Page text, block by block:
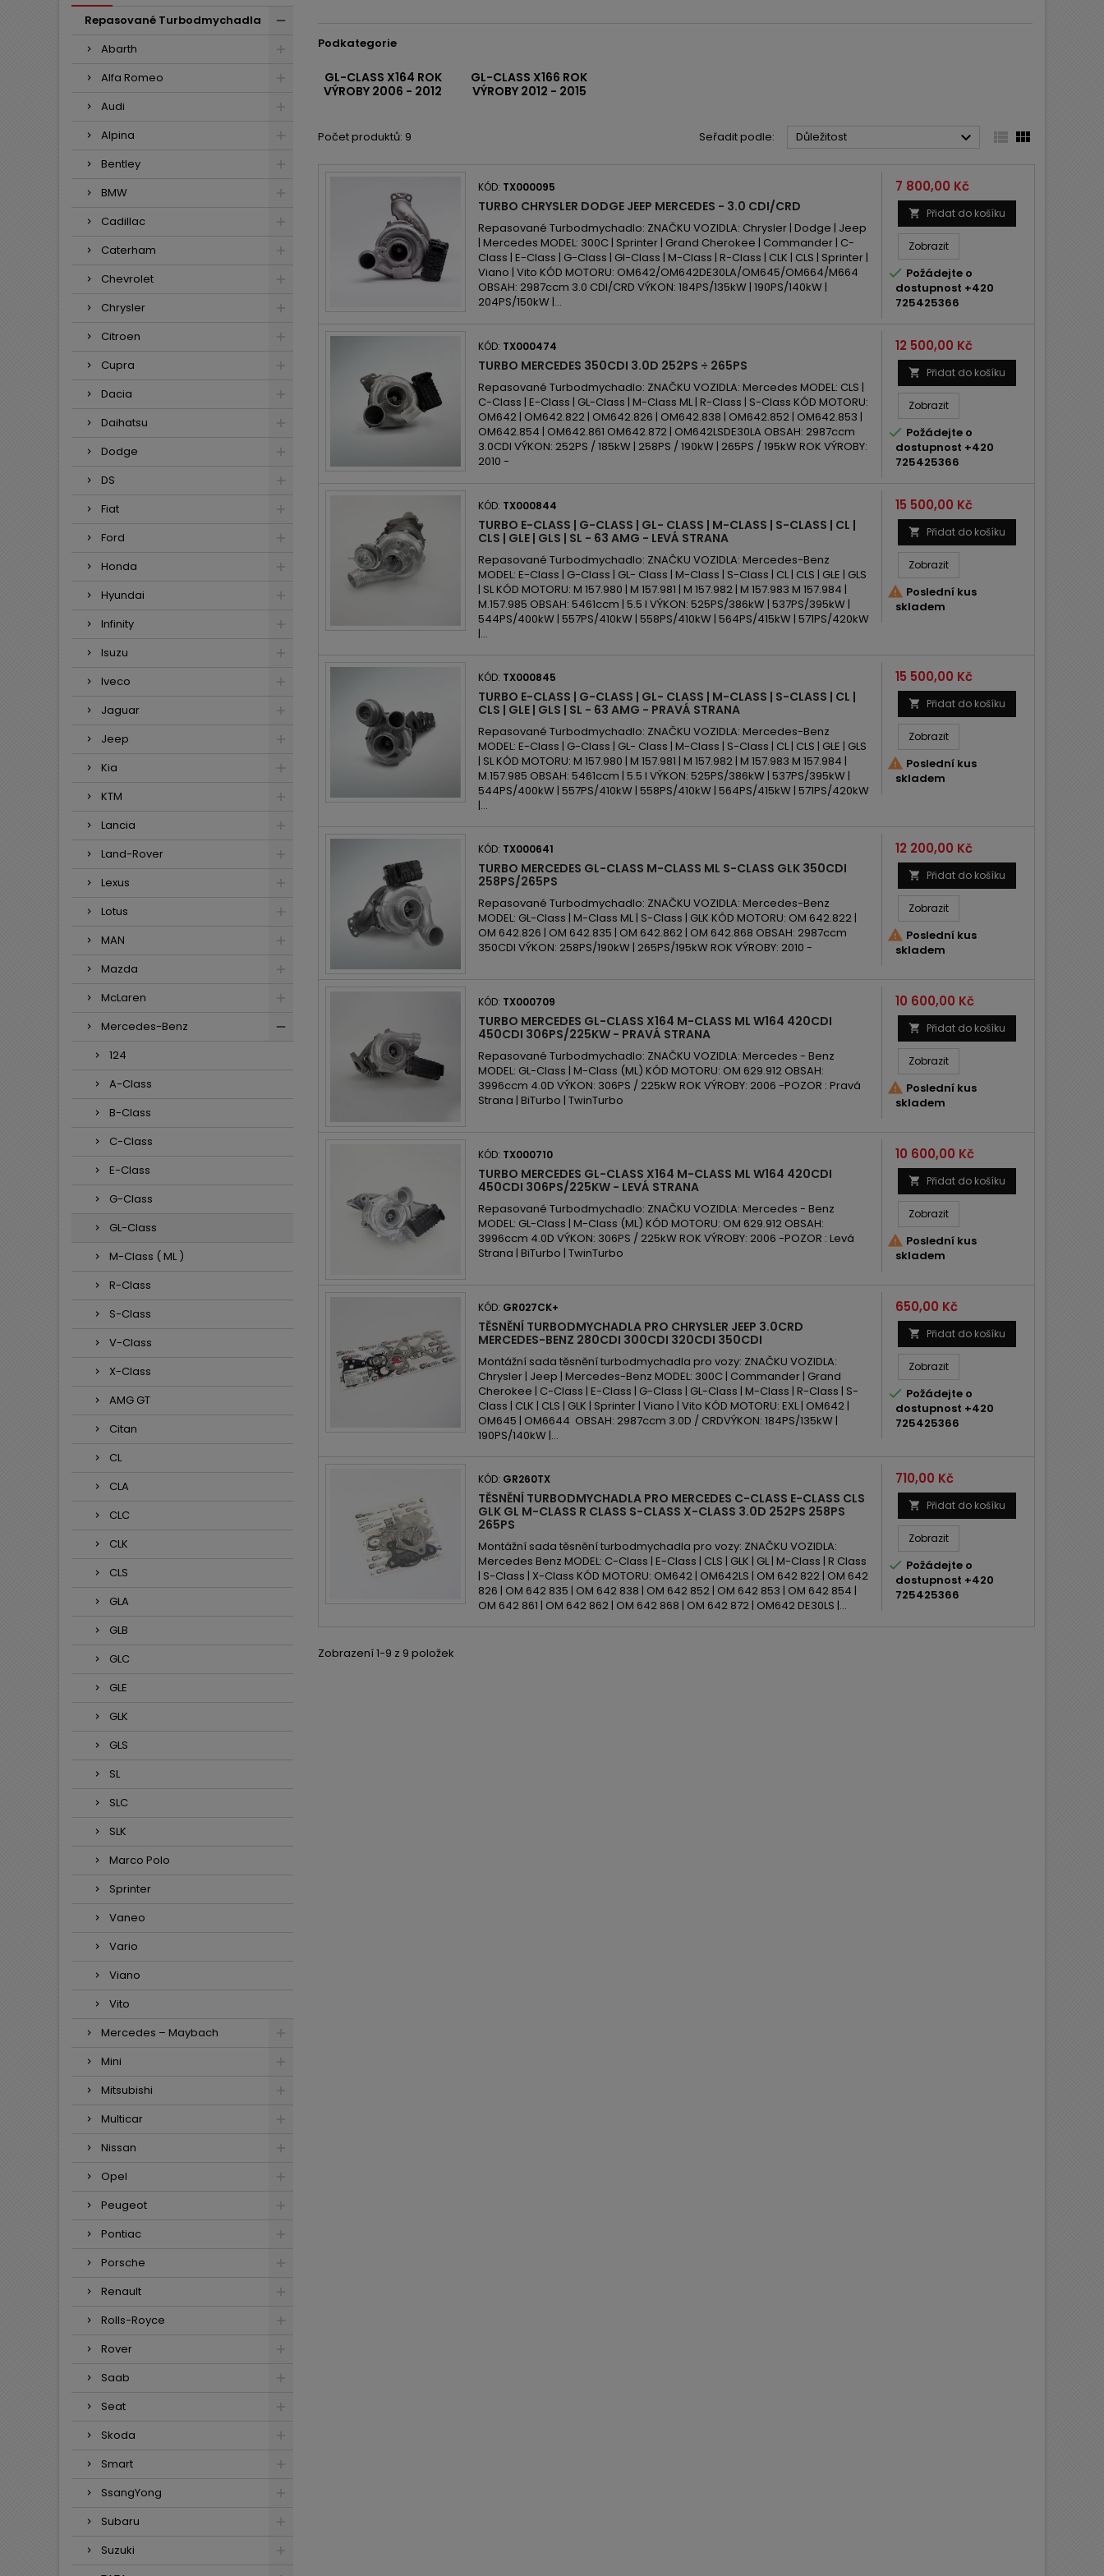
Repasované Turbodmychadla
Abarth
Alfa Romeo
Audi
Alpina
Bentley
BMW
Cadillac
Caterham
Chevrolet
Chrysler
Citroen
Cupra
Dacia
Daihatsu
Dodge
DS
Fiat
Ford
Honda
Hyundai
Infinity
Isuzu
Iveco
Jaguar
Jeep
Kia
KTM
Lancia
Land-Rover
Lexus
Lotus
MAN
Mazda
McLaren
Mercedes-Benz
124
A-Class
B-Class
C-Class
E-Class
G-Class
GL-Class
M-Class ( ML )
R-Class
S-Class
V-Class
X-Class
AMG GT
Citan
CL
CLA
CLC
CLK
CLS
GLA
GLB
GLC
GLE
GLK
GLS
SL
SLC
SLK
Marco Polo
Sprinter
Vaneo
Vario
Viano
Vito
Mercedes – Maybach
Mini
Mitsubishi
Multicar
Nissan
Opel
Peugeot
Pontiac
Porsche
Renault
Rolls-Royce
Rover
Saab
Seat
Skoda
Smart
SsangYong
Subaru
Suzuki
Podkategorie
GL-CLASS X164 ROK
VÝROBY 2006 - 2012
GL-CLASS X166 ROK
VÝROBY 2012 - 2015
Počet produktů: 9 Seřadit podle: Důležitost   
KÓD: TX000095
TURBO CHRYSLER DODGE JEEP MERCEDES - 3.0 CDI/CRD
Repasované Turbodmychadlo: ZNAČKU VOZIDLA: Chrysler | Dodge | Jeep
| Mercedes MODEL: 300C | Sprinter | Grand Cherokee | Commander | C-
Class | E-Class | G-Class | Gl-Class | M-Class | R-Class | CLK | CLS | Sprinter |
Viano | Vito KÓD MOTORU: OM642/OM642DE30LA/OM645/OM664/M664
OBSAH: 2987ccm 3.0 CDI/CRD VÝKON: 184PS/135kW | 190PS/140kW |
204PS/150kW |...
Cena
7 800,00 Kč
 Přidat do košíku
Zobrazit
 Požádejte o
dostupnost +420
725425366
KÓD: TX000474
TURBO MERCEDES 350CDI 3.0D 252PS ÷ 265PS
Repasované Turbodmychadlo: ZNAČKU VOZIDLA: Mercedes MODEL: CLS |
C-Class | E-Class | GL-Class | M-Class ML | R-Class | S-Class KÓD MOTORU:
OM642 | OM642.822 | OM642.826 | OM642.838 | OM642.852 | OM642.853 |
OM642.854 | OM642.861 OM642.872 | OM642LSDE30LA OBSAH: 2987ccm
3.0CDI VÝKON: 252PS / 185kW | 258PS / 190kW | 265PS / 195kW ROK VÝROBY:
2010 -
Cena
12 500,00 Kč
 Přidat do košíku
Zobrazit
 Požádejte o
dostupnost +420
725425366
KÓD: TX000844
TURBO E-CLASS | G-CLASS | GL- CLASS | M-CLASS | S-CLASS | CL |
CLS | GLE | GLS | SL - 63 AMG - LEVÁ STRANA
Repasované Turbodmychadlo: ZNAČKU VOZIDLA: Mercedes-Benz
MODEL: E-Class | G-Class | GL- Class | M-Class | S-Class | CL | CLS | GLE | GLS
| SL KÓD MOTORU: M 157.980 | M 157.981 | M 157.982 | M 157.983 M 157.984 |
M.157.985 OBSAH: 5461ccm | 5.5 l VÝKON: 525PS/386kW | 537PS/395kW |
544PS/400kW | 557PS/410kW | 558PS/410kW | 564PS/415kW | 571PS/420kW
|...
Cena
15 500,00 Kč
 Přidat do košíku
Zobrazit
 Poslední kus
skladem
KÓD: TX000845
TURBO E-CLASS | G-CLASS | GL- CLASS | M-CLASS | S-CLASS | CL |
CLS | GLE | GLS | SL - 63 AMG - PRAVÁ STRANA
Repasované Turbodmychadlo: ZNAČKU VOZIDLA: Mercedes-Benz
MODEL: E-Class | G-Class | GL- Class | M-Class | S-Class | CL | CLS | GLE | GLS
| SL KÓD MOTORU: M 157.980 | M 157.981 | M 157.982 | M 157.983 M 157.984 |
M.157.985 OBSAH: 5461ccm | 5.5 l VÝKON: 525PS/386kW | 537PS/395kW |
544PS/400kW | 557PS/410kW | 558PS/410kW | 564PS/415kW | 571PS/420kW
|...
Cena
15 500,00 Kč
 Přidat do košíku
Zobrazit
 Poslední kus
skladem
KÓD: TX000641
TURBO MERCEDES GL-CLASS M-CLASS ML S-CLASS GLK 350CDI
258PS/265PS
Repasované Turbodmychadlo: ZNAČKU VOZIDLA: Mercedes-Benz
MODEL: GL-Class | M-Class ML | S-Class | GLK KÓD MOTORU: OM 642.822 |
OM 642.826 | OM 642.835 | OM 642.862 | OM 642.868 OBSAH: 2987ccm
350CDI VÝKON: 258PS/190kW | 265PS/195kW ROK VÝROBY: 2010 -
Cena
12 200,00 Kč
 Přidat do košíku
Zobrazit
 Poslední kus
skladem
KÓD: TX000709
TURBO MERCEDES GL-CLASS X164 M-CLASS ML W164 420CDI
450CDI 306PS/225KW - PRAVÁ STRANA
Repasované Turbodmychadlo: ZNAČKU VOZIDLA: Mercedes - Benz
MODEL: GL-Class | M-Class (ML) KÓD MOTORU: OM 629.912 OBSAH:
3996ccm 4.0D VÝKON: 306PS / 225kW ROK VÝROBY: 2006 -POZOR : Pravá
Strana | BiTurbo | TwinTurbo
Cena
10 600,00 Kč
 Přidat do košíku
Zobrazit
 Poslední kus
skladem
KÓD: TX000710
TURBO MERCEDES GL-CLASS X164 M-CLASS ML W164 420CDI
450CDI 306PS/225KW - LEVÁ STRANA
Repasované Turbodmychadlo: ZNAČKU VOZIDLA: Mercedes - Benz
MODEL: GL-Class | M-Class (ML) KÓD MOTORU: OM 629.912 OBSAH:
3996ccm 4.0D VÝKON: 306PS / 225kW ROK VÝROBY: 2006 -POZOR : Levá
Strana | BiTurbo | TwinTurbo
Cena
10 600,00 Kč
 Přidat do košíku
Zobrazit
 Poslední kus
skladem
KÓD: GR027CK+
TĚSNĚNÍ TURBODMYCHADLA PRO CHRYSLER JEEP 3.0CRD
MERCEDES-BENZ 280CDI 300CDI 320CDI 350CDI
Montážní sada těsnění turbodmychadla pro vozy: ZNAČKU VOZIDLA:
Chrysler | Jeep | Mercedes-Benz MODEL: 300C | Commander | Grand
Cherokee | C-Class | E-Class | G-Class | GL-Class | M-Class | R-Class | S-
Class | CLK | CLS | GLK | Sprinter | Viano | Vito KÓD MOTORU: EXL | OM642 |
OM645 | OM6644 OBSAH: 2987ccm 3.0D / CRDVÝKON: 184PS/135kW |
190PS/140kW |...
Cena
650,00 Kč
 Přidat do košíku
Zobrazit
 Požádejte o
dostupnost +420
725425366
KÓD: GR260TX
TĚSNĚNÍ TURBODMYCHADLA PRO MERCEDES C-CLASS E-CLASS CLS
GLK GL M-CLASS R CLASS S-CLASS X-CLASS 3.0D 252PS 258PS
265PS
Montážní sada těsnění turbodmychadla pro vozy: ZNAČKU VOZIDLA:
Mercedes Benz MODEL: C-Class | E-Class | CLS | GLK | GL | M-Class | R Class
| S-Class | X-Class KÓD MOTORU: OM642 | OM642LS | OM 642 822 | OM 642
826 | OM 642 835 | OM 642 838 | OM 642 852 | OM 642 853 | OM 642 854 |
OM 642 861 | OM 642 862 | OM 642 868 | OM 642 872 | OM642 DE30LS |...
Cena
710,00 Kč
 Přidat do košíku
Zobrazit
 Požádejte o
dostupnost +420
725425366
Zobrazení 1-9 z 9 položek